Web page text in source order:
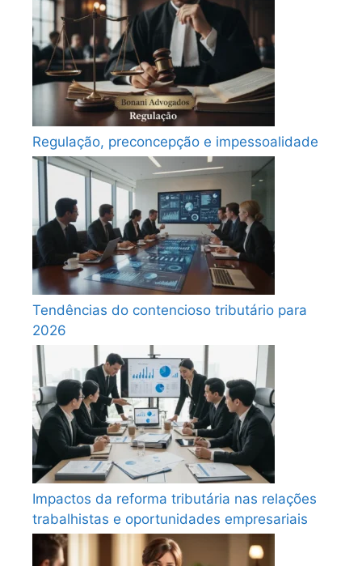
Regulação, preconcepção e impessoalidade
Tendências do contencioso tributário para
2026
Impactos da reforma tributária nas relações
trabalhistas e oportunidades empresariais